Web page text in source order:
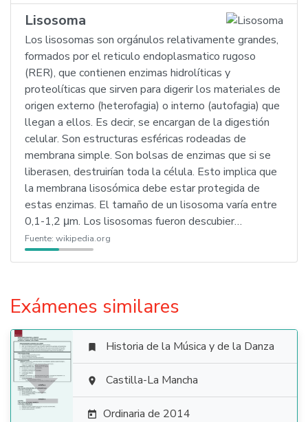
Lisosoma
Los lisosomas son orgánulos relativamente grandes,
formados por el reticulo endoplasmatico rugoso
(RER), que contienen enzimas hidrolíticas y
proteolíticas que sirven para digerir los materiales de
origen externo (heterofagia) o interno (autofagia) que
llegan a ellos. Es decir, se encargan de la digestión
celular. Son estructuras esféricas rodeadas de
membrana simple. Son bolsas de enzimas que si se
liberasen, destruirían toda la célula. Esto implica que
la membrana lisosómica debe estar protegida de
estas enzimas. El tamaño de un lisosoma varía entre
0,1-1,2 μm. Los lisosomas fueron descubier…
Fuente: wikipedia.org
Exámenes similares

 Historia de la Música y de la Danza
 Castilla-La Mancha
 Ordinaria de 2014